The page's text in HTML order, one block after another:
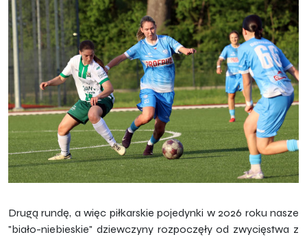
Drugą rundę, a więc piłkarskie pojedynki w 2026 roku nasze
"biało-niebieskie" dziewczyny rozpoczęły od zwycięstwa z